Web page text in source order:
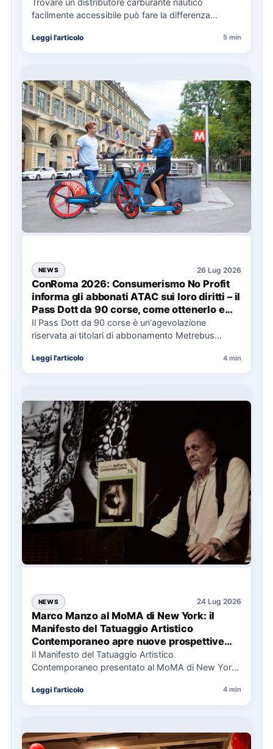
facilmente accessibile può fare la differenza
soprattutto…
Leggi l'articolo 5 min
NEWS 26 Lug 2026
ConRoma 2026: Consumerismo No Profit
informa gli abbonati ATAC sui loro diritti – il
Pass Dott da 90 corse, come ottenerlo e
cosa spetta in caso di disservizi
Il Pass Dott da 90 corse è un'agevolazione
riservata ai titolari di abbonamento Metrebus
Leggi l'articolo 4 min
NEWS 24 Lug 2026
Marco Manzo al MoMA di New York: il
Manifesto del Tatuaggio Artistico
Contemporaneo apre nuove prospettive
per il collezionismo
Il Manifesto del Tatuaggio Artistico
Contemporaneo presentato al MoMA di New York
Leggi l'articolo 4 min